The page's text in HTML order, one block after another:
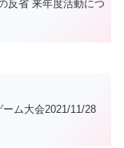
反省 来年度活動につ
ム大会2021/11/28